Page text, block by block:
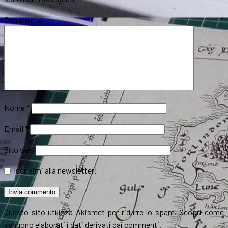
Commento*
Nome*
Email *
Sito web
Iscrivimi alla newsletter!
Questo sito utilizza Akismet per ridurre lo spam.Scopri come
vengono elaborati i dati derivati dai commenti